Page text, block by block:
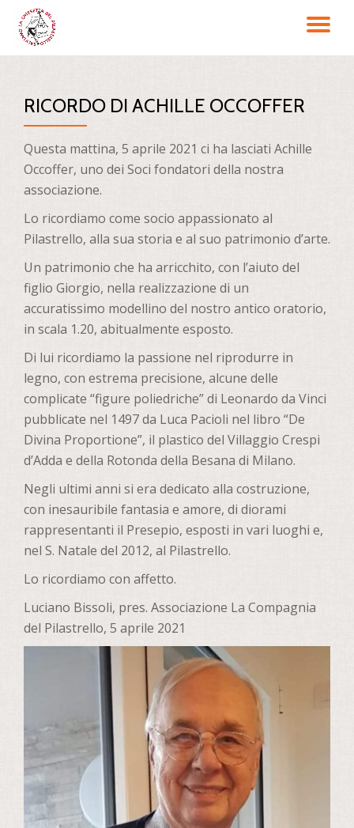
Passa
al
RICORDO DI ACHILLE OCCOFFER
Questa mattina, 5 aprile 2021 ci ha lasciati Achille
Occoffer, uno dei Soci fondatori della nostra
associazione.
Lo ricordiamo come socio appassionato al
Pilastrello, alla sua storia e al suo patrimonio d’arte.
Un patrimonio che ha arricchito, con l’aiuto del
figlio Giorgio, nella realizzazione di un
accuratissimo modellino del nostro antico oratorio,
in scala 1.20, abitualmente esposto.
Di lui ricordiamo la passione nel riprodurre in
legno, con estrema precisione, alcune delle
complicate “figure poliedriche” di Leonardo da Vinci
pubblicate nel 1497 da Luca Pacioli nel libro “De
Divina Proportione”, il plastico del Villaggio Crespi
d’Adda e della Rotonda della Besana di Milano.
Negli ultimi anni si era dedicato alla costruzione,
con inesauribile fantasia e amore, di diorami
rappresentanti il Presepio, esposti in vari luoghi e,
nel S. Natale del 2012, al Pilastrello.
Lo ricordiamo con affetto.
Luciano Bissoli, pres. Associazione La Compagnia
del Pilastrello, 5 aprile 2021